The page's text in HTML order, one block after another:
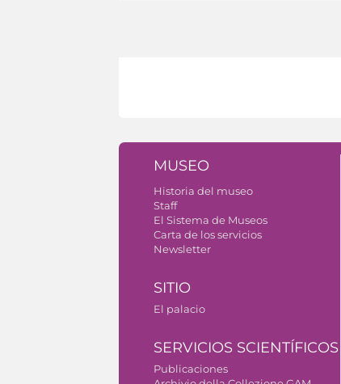
MUSEO
Historia del museo
Staff
El Sistema de Museos
Carta de los servicios
Newsletter
SITIO
El palacio
SERVICIOS SCIENTÍFICOS
Publicaciones